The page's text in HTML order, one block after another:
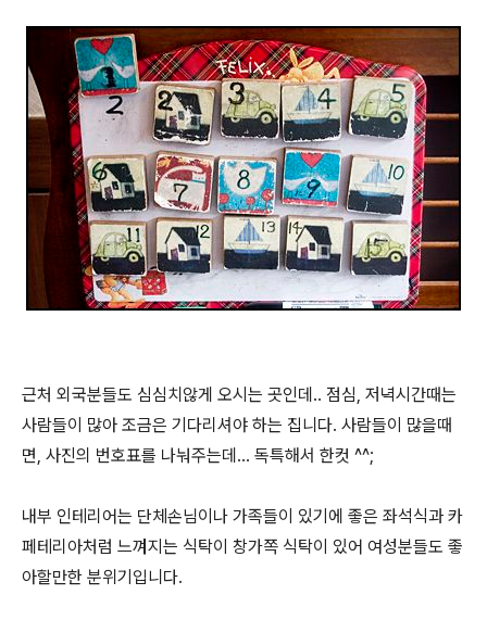
근처 외국분들도 심심치않게 오시는 곳인데.. 점심, 저녁시간때는
사람들이 많아 조금은 기다리셔야 하는 집니다. 사람들이 많을때
면, 사진의 번호표를 나눠주는데... 독특해서 한컷 ^^;
내부 인테리어는 단체손님이나 가족들이 있기에 좋은 좌석식과 카
페테리아처럼 느껴지는 식탁이 창가쪽 식탁이 있어 여성분들도 좋
아할만한 분위기입니다.